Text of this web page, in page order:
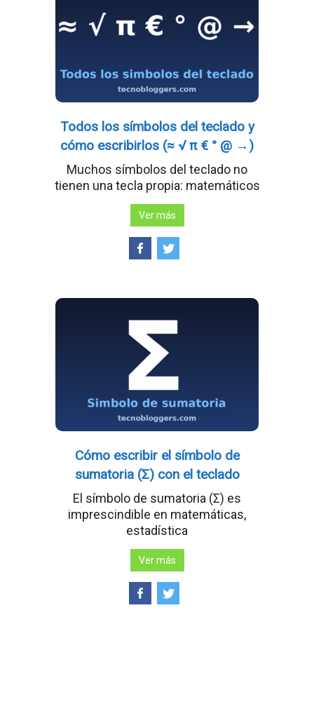
Todos los símbolos del teclado y
cómo escribirlos (≈ √ π € ° @ →)
Muchos símbolos del teclado no
tienen una tecla propia: matemáticos
Ver más
Cómo escribir el símbolo de
sumatoria (Σ) con el teclado
El símbolo de sumatoria (Σ) es
imprescindible en matemáticas,
estadística
Ver más